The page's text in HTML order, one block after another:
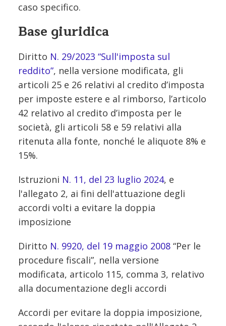
caso specifico.
Base giuridica
Diritto N. 29/2023 “Sull'imposta sul
reddito”, nella versione modificata, gli
articoli 25 e 26 relativi al credito d’imposta
per imposte estere e al rimborso, l’articolo
42 relativo al credito d’imposta per le
società, gli articoli 58 e 59 relativi alla
ritenuta alla fonte, nonché le aliquote 8% e
15%.
Istruzioni N. 11, del 23 luglio 2024, e
l'allegato 2, ai fini dell'attuazione degli
accordi volti a evitare la doppia
imposizione
Diritto N. 9920, del 19 maggio 2008 “Per le
procedure fiscali”, nella versione
modificata, articolo 115, comma 3, relativo
alla documentazione degli accordi
Accordi per evitare la doppia imposizione,